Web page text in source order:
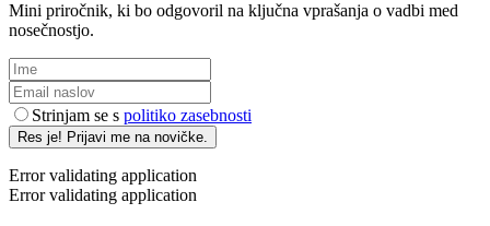
Mini priročnik, ki bo odgovoril na ključna vprašanja o vadbi med
nosečnostjo.
Strinjam se s politiko zasebnosti
Res je! Prijavi me na novičke.
Error validating application
Error validating application